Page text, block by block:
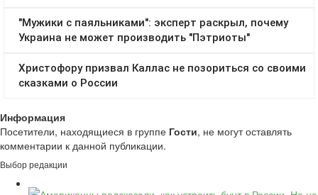
Информация
Посетители, находящиеся в группе Гости, не могут оставлять
комментарии к данной публикации.
Выбор редакции